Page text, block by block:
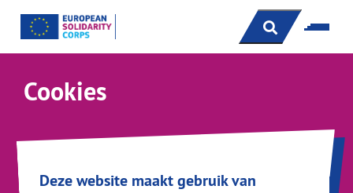
Cookies
Deze website maakt gebruik van